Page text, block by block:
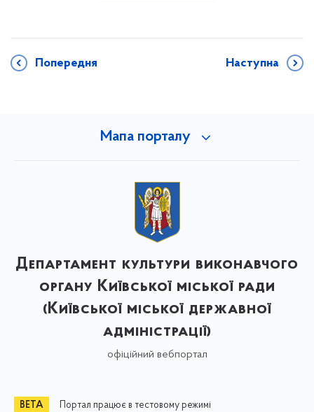
Попередня Наступна
Мапа порталу
Департамент культури виконавчого
органу Київської міської ради
(Київської міської державної
адміністрації)
офіційний вебпортал
Портал працює в тестовому режимі